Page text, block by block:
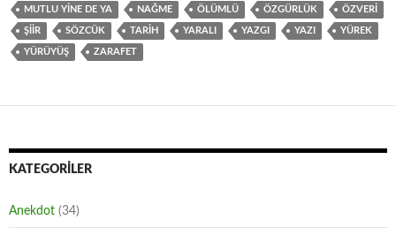
MUTLU YINE DE YA NAĞME ÖLÜMLÜ ÖZGÜRLÜK ÖZVERI
ŞIIR SÖZCÜK TARIH YARALI YAZGI YAZI YÜREK
YÜRÜYÜŞ ZARAFET
KATEGORILER
Anekdot (34)